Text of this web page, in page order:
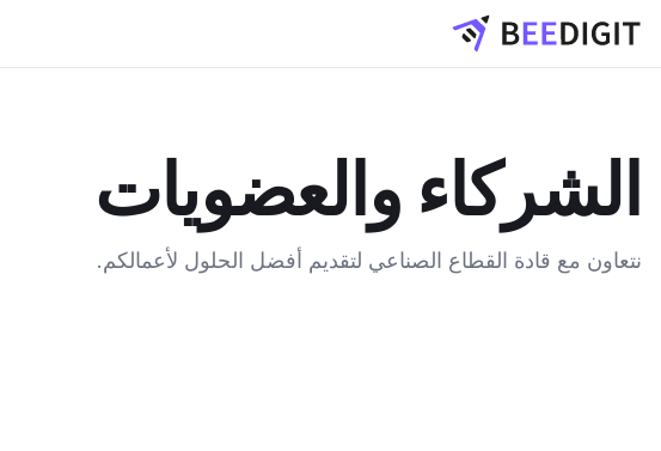
الشركاء والعضويات
نتعاون مع قادة القطاع الصناعي لتقديم أفضل الحلول لأعمالكم.